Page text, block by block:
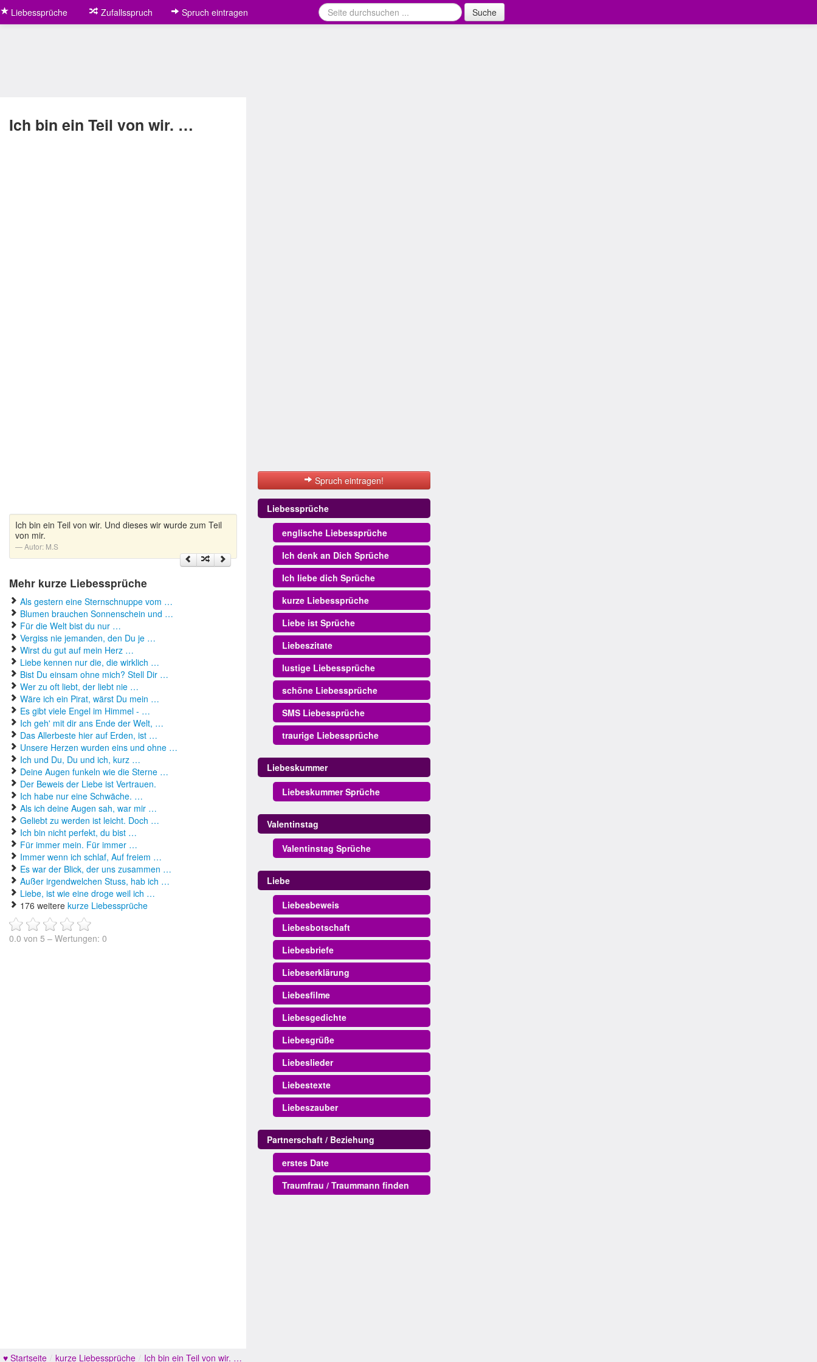
Liebessprüche Zufallsspruch Spruch eintragen Suche
Ich bin ein Teil von wir. …
Ich bin ein Teil von wir. Und dieses wir wurde zum Teil
von mir.
Autor: M.S
Mehr kurze Liebessprüche
Als gestern eine Sternschnuppe vom …
Blumen brauchen Sonnenschein und …
Für die Welt bist du nur …
Vergiss nie jemanden, den Du je …
Wirst du gut auf mein Herz …
Liebe kennen nur die, die wirklich …
Bist Du einsam ohne mich? Stell Dir …
Wer zu oft liebt, der liebt nie …
Wäre ich ein Pirat, wärst Du mein …
Es gibt viele Engel im Himmel - …
Ich geh' mit dir ans Ende der Welt, …
Das Allerbeste hier auf Erden, ist …
Unsere Herzen wurden eins und ohne …
Ich und Du, Du und ich, kurz …
Deine Augen funkeln wie die Sterne …
Der Beweis der Liebe ist Vertrauen.
Ich habe nur eine Schwäche. …
Als ich deine Augen sah, war mir …
Geliebt zu werden ist leicht. Doch …
Ich bin nicht perfekt, du bist …
Für immer mein. Für immer …
Immer wenn ich schlaf, Auf freiem …
Es war der Blick, der uns zusammen …
Außer irgendwelchen Stuss, hab ich …
Liebe, ist wie eine droge weil ich …
176 weitere kurze Liebessprüche
0.0 von 5 – Wertungen: 0
Spruch eintragen!
Liebessprüche
englische Liebessprüche
Ich denk an Dich Sprüche
Ich liebe dich Sprüche
kurze Liebessprüche
Liebe ist Sprüche
Liebeszitate
lustige Liebessprüche
schöne Liebessprüche
SMS Liebessprüche
traurige Liebessprüche
Liebeskummer
Liebeskummer Sprüche
Valentinstag
Valentinstag Sprüche
Liebe
Liebesbeweis
Liebesbotschaft
Liebesbriefe
Liebeserklärung
Liebesfilme
Liebesgedichte
Liebesgrüße
Liebeslieder
Liebestexte
Liebeszauber
Partnerschaft / Beziehung
erstes Date
Traumfrau / Traummann finden
♥ Startseite / kurze Liebessprüche / Ich bin ein Teil von wir. …